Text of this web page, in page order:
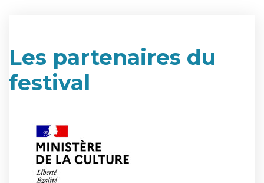
Les partenaires du
festival